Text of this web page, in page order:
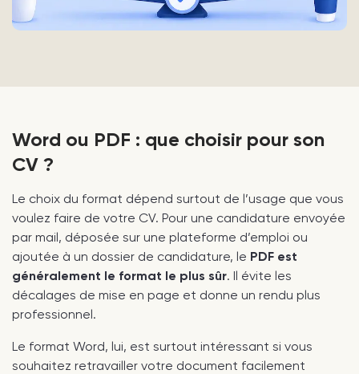
Word ou PDF : que choisir pour son
CV ?
Le choix du format dépend surtout de l’usage que vous
voulez faire de votre CV. Pour une candidature envoyée
par mail, déposée sur une plateforme d’emploi ou
ajoutée à un dossier de candidature, le PDF est
généralement le format le plus sûr. Il évite les
décalages de mise en page et donne un rendu plus
professionnel.
Le format Word, lui, est surtout intéressant si vous
souhaitez retravailler votre document facilement